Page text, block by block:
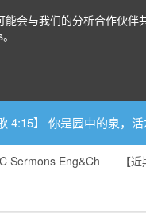
会与我们的分析合作伙伴
歌 4:15】 你是园中的泉，
Sermons Eng&Ch 【